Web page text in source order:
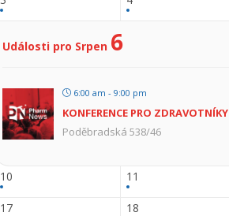
Události pro Srpen 6
6:00 am - 9:00 pm
KONFERENCE PRO ZDRAVOTNÍKY
Poděbradská 538/46
10 11
17 18